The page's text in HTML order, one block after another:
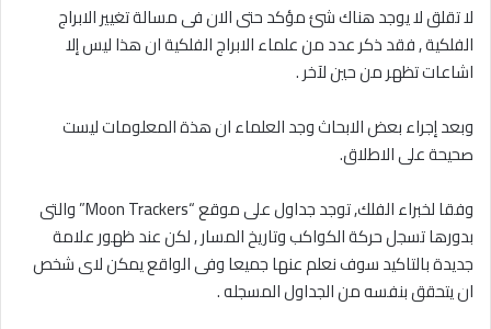
لا تقلق لا يوجد هناك شئ مؤكد حتى الان فى مسالة تغيير الابراج
الفلكية , فقد ذكر عدد من علماء الابراج الفلكية ان هذا ليس إلا
اشاعات تظهر من حين لآخر .
وبعد إجراء بعض الابحاث وجد العلماء ان هذة المعلومات ليست
صحيحة على الاطلاق.
وفقا لخبراء الفلك, توجد جداول على موقع “Moon Trackers” والتى
بدورها تسجل حركة الكواكب وتاريخ المسار , لكن عند ظهور علامة
جديدة بالتاكيد سوف نعلم عنها جميعا وفى الواقع يمكن لاى شخص
ان يتحقق بنفسه من الجداول المسجله .